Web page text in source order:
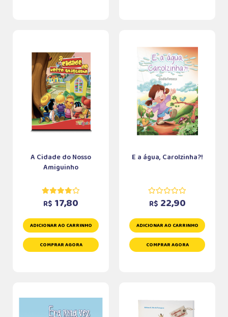
A Cidade do Nosso
Amiguinho
R$ 17,80
ADICIONAR AO CARRINHO
COMPRAR AGORA
E a água, Carolzinha?!
R$ 22,90
ADICIONAR AO CARRINHO
COMPRAR AGORA